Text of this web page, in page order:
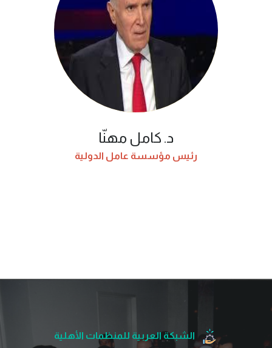
د. كامل مهنّا
رئيس مؤسسة عامل الدولية
الشبكة العربية للمنظمات الأهلية